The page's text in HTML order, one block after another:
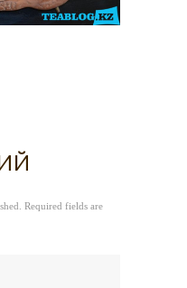
Required fields are